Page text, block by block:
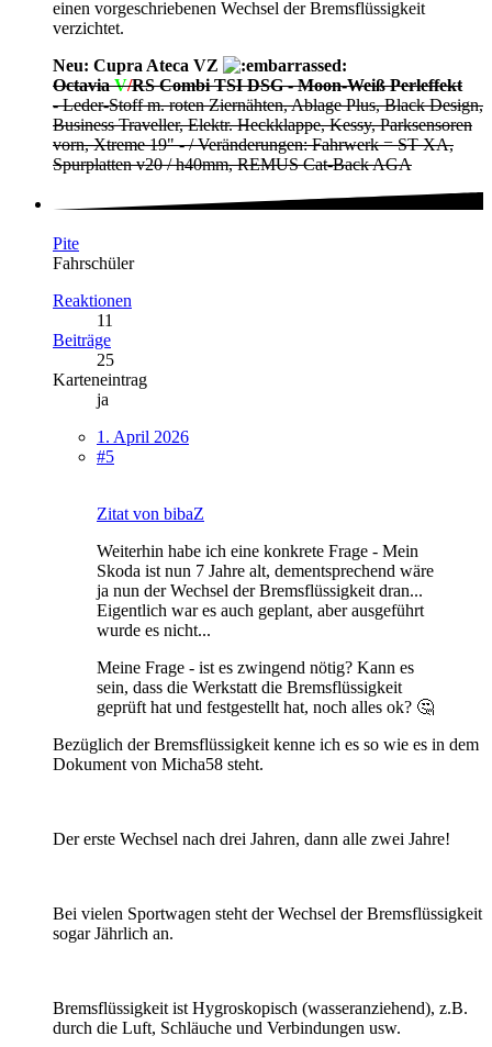
einen vorgeschriebenen Wechsel der Bremsflüssigkeit
verzichtet.
Neu: Cupra Ateca VZ
OctaviaV/RS Combi TSI DSG - Moon-Weiß Perleffekt
- Leder-Stoff m. roten Ziernähten, Ablage Plus, Black Design,
Business Traveller, Elektr. Heckklappe, Kessy, Parksensoren
vorn, Xtreme 19" - / Veränderungen: Fahrwerk = ST XA,
Spurplatten v20 / h40mm, REMUS Cat-Back AGA
Pite
Fahrschüler
Reaktionen
11
Beiträge
25
Karteneintrag
ja
1. April 2026
#5
Zitat von bibaZ
Weiterhin habe ich eine konkrete Frage - Mein
Skoda ist nun 7 Jahre alt, dementsprechend wäre
ja nun der Wechsel der Bremsflüssigkeit dran...
Eigentlich war es auch geplant, aber ausgeführt
wurde es nicht...
Meine Frage - ist es zwingend nötig? Kann es
sein, dass die Werkstatt die Bremsflüssigkeit
geprüft hat und festgestellt hat, noch alles ok? 🤔
Bezüglich der Bremsflüssigkeit kenne ich es so wie es in dem
Dokument von Micha58 steht.
Der erste Wechsel nach drei Jahren, dann alle zwei Jahre!
Bei vielen Sportwagen steht der Wechsel der Bremsflüssigkeit
sogar Jährlich an.
Bremsflüssigkeit ist Hygroskopisch (wasseranziehend), z.B.
durch die Luft, Schläuche und Verbindungen usw.